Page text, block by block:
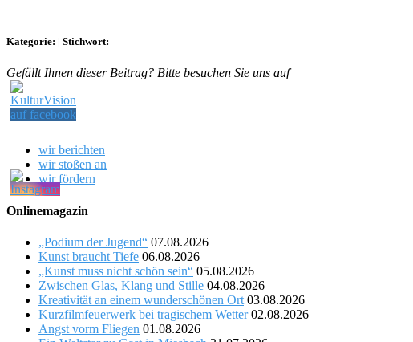
Kategorie: | Stichwort:
Gefällt Ihnen dieser Beitrag? Bitte besuchen Sie uns auf
wir berichten
wir stoßen an
wir fördern
Onlinemagazin
„Podium der Jugend“ 07.08.2026
Kunst braucht Tiefe 06.08.2026
„Kunst muss nicht schön sein“ 05.08.2026
Zwischen Glas, Klang und Stille 04.08.2026
Kreativität an einem wunderschönen Ort 03.08.2026
Kurzfilmfeuerwerk bei tragischem Wetter 02.08.2026
Angst vorm Fliegen 01.08.2026